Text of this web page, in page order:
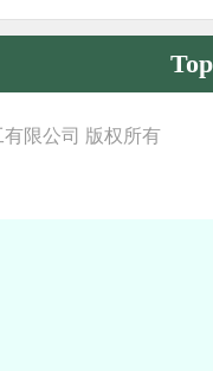
Top
限公司 版权所有